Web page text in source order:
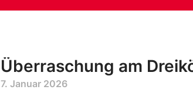
Überraschung am
7. Januar 2026